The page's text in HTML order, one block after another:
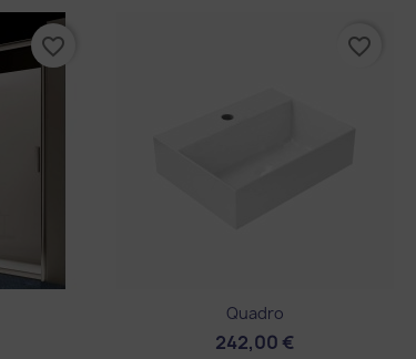
favorite_border
Quadro
242,00 €
Aperçu rapide
favorite_border